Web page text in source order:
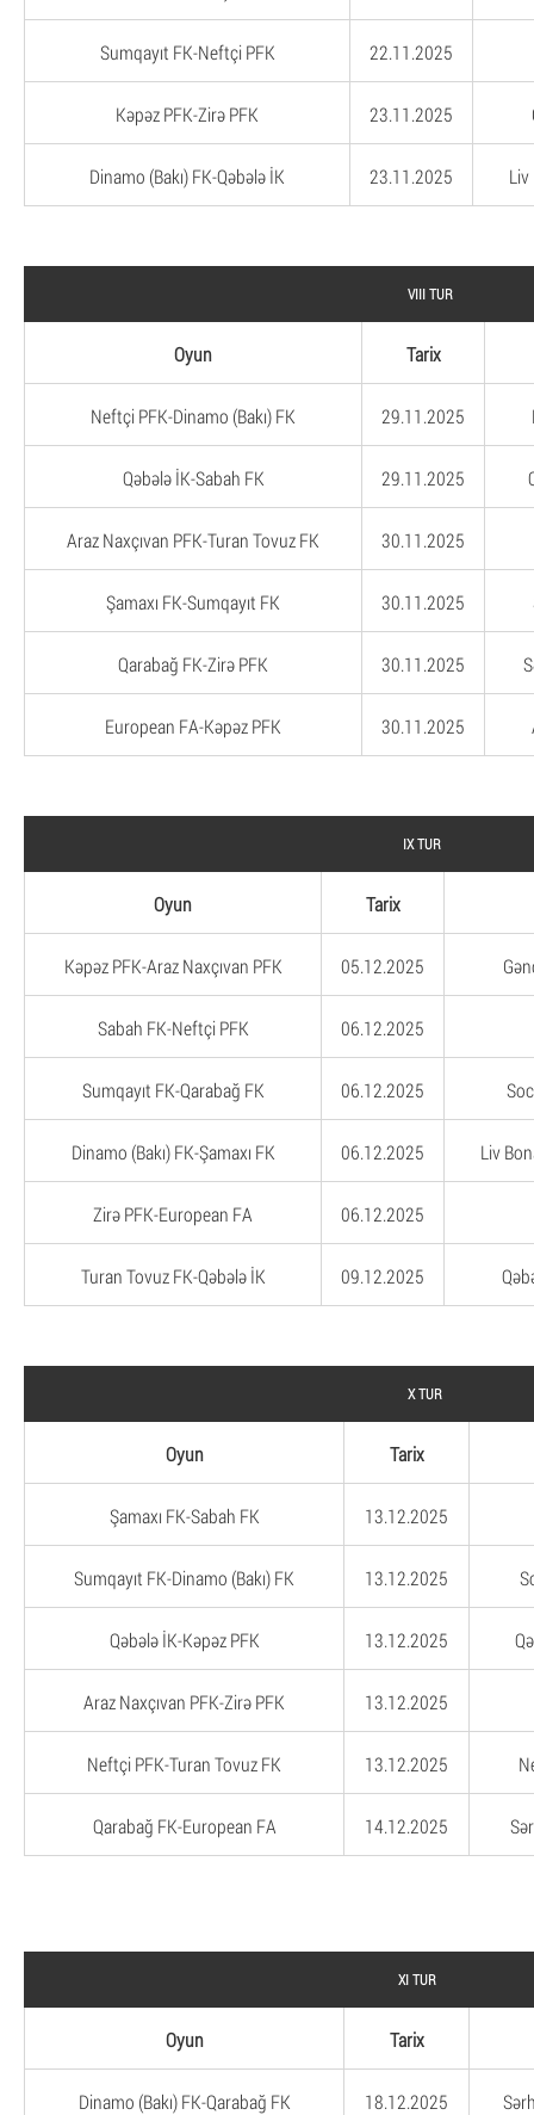
Sumqayıt FK-Neftçi PFK 22.11.2025
Kəpəz PFK-Zirə PFK 23.11.2025
Dinamo (Bakı) FK-Qəbələ İK 23.11.2025
VIII TUR
Oyun Tarix
Neftçi PFK-Dinamo (Bakı) FK 29.11.2025
Qəbələ İK-Sabah FK 29.11.2025
Araz Naxçıvan PFK-Turan Tovuz FK 30.11.2025
Şamaxı FK-Sumqayıt FK 30.11.2025
Qarabağ FK-Zirə PFK 30.11.2025
European FA-Kəpəz PFK 30.11.2025
IX TUR
Oyun Tarix
Kəpəz PFK-Araz Naxçıvan PFK 05.12.2025
Sabah FK-Neftçi PFK 06.12.2025
Sumqayıt FK-Qarabağ FK 06.12.2025
Dinamo (Bakı) FK-Şamaxı FK 06.12.2025 Liv
Zirə PFK-European FA 06.12.2025
Turan Tovuz FK-Qəbələ İK 09.12.2025
X TUR
Oyun Tarix
Şamaxı FK-Sabah FK 13.12.2025
Sumqayıt FK-Dinamo (Bakı) FK 13.12.2025
Qəbələ İK-Kəpəz PFK 13.12.2025
Araz Naxçıvan PFK-Zirə PFK 13.12.2025
Neftçi PFK-Turan Tovuz FK 13.12.2025
Qarabağ FK-European FA 14.12.2025
XI TUR
Oyun Tarix
Dinamo (Bakı) FK-Qarabağ FK 18.12.2025